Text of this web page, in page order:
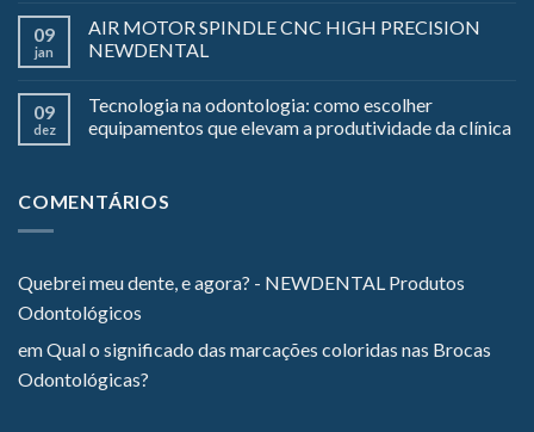
09
jan
AIR MOTOR SPINDLE CNC HIGH PRECISION
NEWDENTAL
09
dez
Tecnologia na odontologia: como escolher
equipamentos que elevam a produtividade da clínica
COMENTÁRIOS
Quebrei meu dente, e agora? - NEWDENTAL Produtos
Odontológicos
emQual o significado das marcações coloridas nas Brocas
Odontológicas?